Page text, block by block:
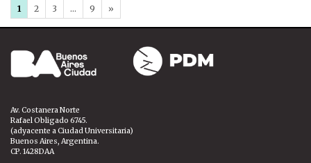
1 2 3 … 9 »
Av. Costanera Norte
Rafael Obligado 6745.
(adyacente a Ciudad Universitaria)
Buenos Aires, Argentina.
CP. 1428DAA